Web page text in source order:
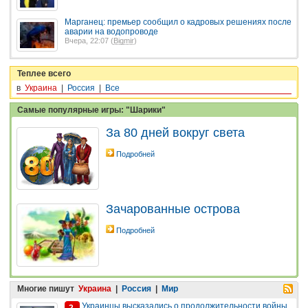
Марганец: премьер сообщил о кадровых решениях после
аварии на водопроводе
Вчера, 22:07 (Bigmir)
Теплее всего
в Украина | Россия | Все
Самые популярные игры: "Шарики"
За 80 дней вокруг света
Подробней
Зачарованные острова
Подробней
Многие пишут Украина Россия
Мир
Украинцы высказались о продолжительности войны